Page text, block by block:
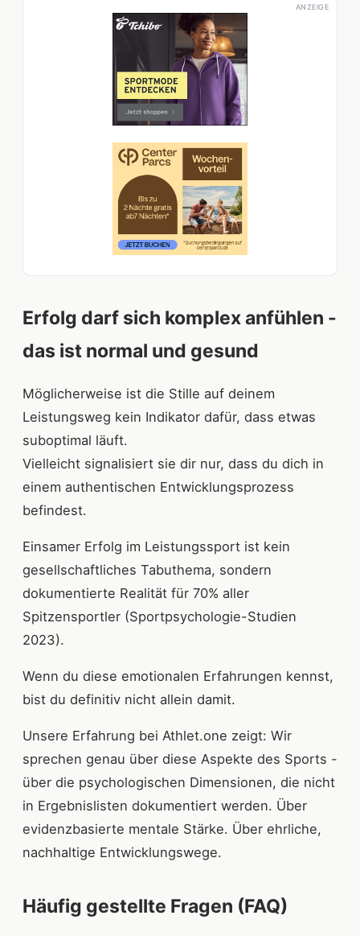
ANZEIGE
Erfolg darf sich komplex anfühlen -
das ist normal und gesund
Möglicherweise ist die Stille auf deinem
Leistungsweg kein Indikator dafür, dass etwas
suboptimal läuft.
Vielleicht signalisiert sie dir nur, dass du dich in
einem authentischen Entwicklungsprozess
befindest.
Einsamer Erfolg im Leistungssport ist kein
gesellschaftliches Tabuthema, sondern
dokumentierte Realität für 70% aller
Spitzensportler (Sportpsychologie-Studien
2023).
Wenn du diese emotionalen Erfahrungen kennst,
bist du definitiv nicht allein damit.
Unsere Erfahrung bei Athlet.one zeigt: Wir
sprechen genau über diese Aspekte des Sports -
über die psychologischen Dimensionen, die nicht
in Ergebnislisten dokumentiert werden. Über
evidenzbasierte mentale Stärke. Über ehrliche,
nachhaltige Entwicklungswege.
Häufig gestellte Fragen (FAQ)